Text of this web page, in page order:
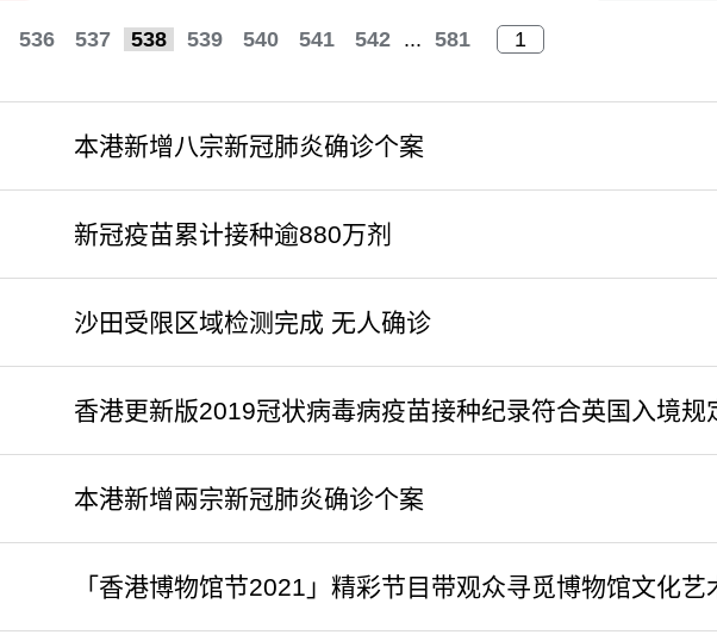
536 537 538 539 540 541 542 ... 581
本港新增八宗新冠肺炎确诊个案
新冠疫苗累计接种逾880万剂
沙田受限区域检测完成 无人确诊
香港更新版2019冠状病毒病疫苗接种纪录符合英国入境规
本港新增兩宗新冠肺炎确诊个案
「香港博物馆节2021」精彩节目带观众寻觅博物馆文化艺